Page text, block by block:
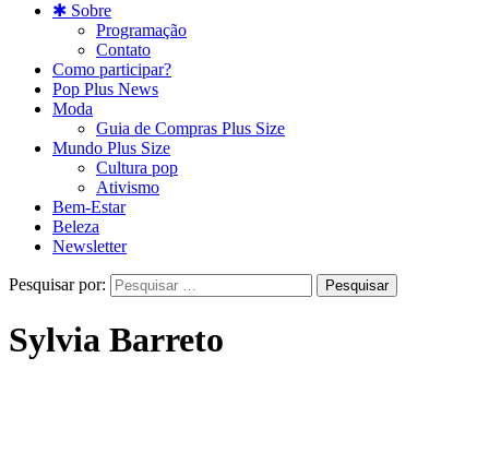
✱ Sobre
Programação
Contato
Como participar?
Pop Plus News
Moda
Guia de Compras Plus Size
Mundo Plus Size
Cultura pop
Ativismo
Bem-Estar
Beleza
Newsletter
Pesquisar por:
Sylvia Barreto